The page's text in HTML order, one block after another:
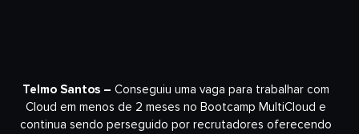
Telmo Santos – Conseguiu uma vaga para trabalhar com
Cloud em menos de 2 meses no Bootcamp MultiCloud e
continua sendo perseguido por recrutadores oferecendo